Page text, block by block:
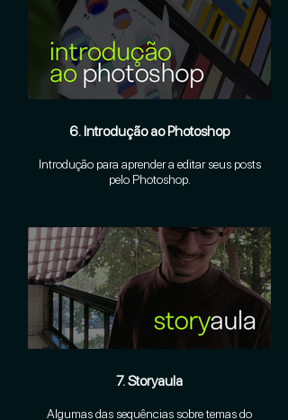
6. Introdução ao Photoshop
Introdução para aprender a editar seus posts
pelo Photoshop.
7. Storyaula
Algumas das sequências sobre temas do